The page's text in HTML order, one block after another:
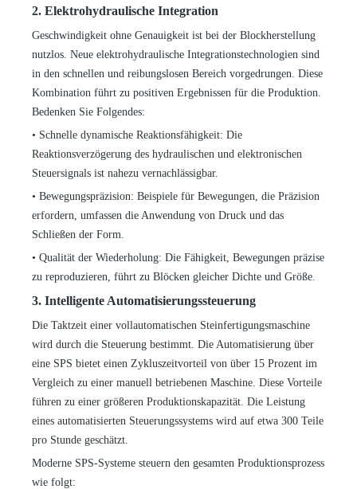
2. Elektrohydraulische Integration
Geschwindigkeit ohne Genauigkeit ist bei der Blockherstellung
nutzlos. Neue elektrohydraulische Integrationstechnologien sind
in den schnellen und reibungslosen Bereich vorgedrungen. Diese
Kombination führt zu positiven Ergebnissen für die Produktion.
Bedenken Sie Folgendes:
• Schnelle dynamische Reaktionsfähigkeit: Die
Reaktionsverzögerung des hydraulischen und elektronischen
Steuersignals ist nahezu vernachlässigbar.
• Bewegungspräzision: Beispiele für Bewegungen, die Präzision
erfordern, umfassen die Anwendung von Druck und das
Schließen der Form.
• Qualität der Wiederholung: Die Fähigkeit, Bewegungen präzise
zu reproduzieren, führt zu Blöcken gleicher Dichte und Größe.
3. Intelligente Automatisierungssteuerung
Die Taktzeit einer vollautomatischen Steinfertigungsmaschine
wird durch die Steuerung bestimmt. Die Automatisierung über
eine SPS bietet einen Zykluszeitvorteil von über 15 Prozent im
Vergleich zu einer manuell betriebenen Maschine. Diese Vorteile
führen zu einer größeren Produktionskapazität. Die Leistung
eines automatisierten Steuerungssystems wird auf etwa 300 Teile
pro Stunde geschätzt.
Moderne SPS-Systeme steuern den gesamten Produktionsprozess
wie folgt: